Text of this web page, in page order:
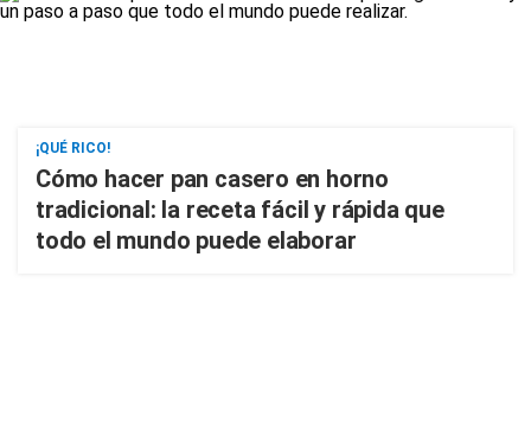
¡QUÉ RICO!
Cómo hacer pan casero en horno
tradicional: la receta fácil y rápida que
todo el mundo puede elaborar